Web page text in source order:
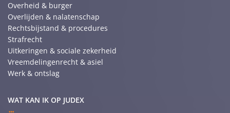
Overheid & burger
Overlijden & nalatenschap
Rechtsbijstand & procedures
Strafrecht
Uitkeringen & sociale zekerheid
Vreemdelingenrecht & asiel
Werk & ontslag
WAT KAN IK OP JUDEX